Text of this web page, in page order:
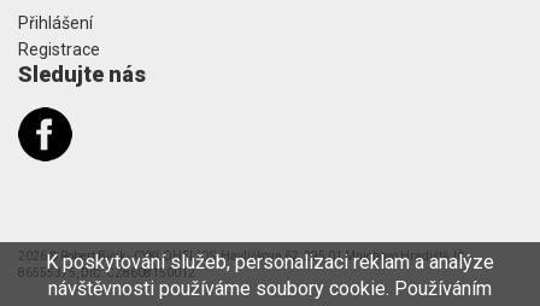
Přihlášení
Registrace
Sledujte nás
2026 © Robert Bičík - CYKLOHELIOS, Havlíčkova 62, 295 01 Mnichovo Hradiště, IČ:
86555375, DIČ: CZ8608150012
K poskytování služeb, personalizaci reklam a analýze
návštěvnosti používáme soubory cookie. Používáním